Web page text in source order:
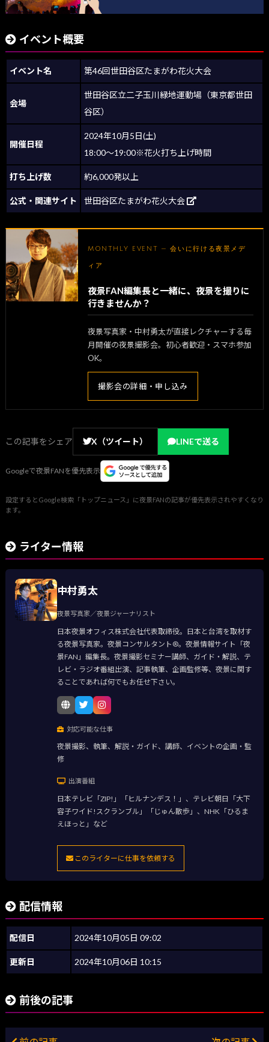
イベント概要
イベント名 第46回世田谷区たまがわ花火大会
会場
世田谷区立二子玉川緑地運動場（東京都世田
谷区）
開催日程
2024年10月5日(土)
18:00～19:00※花火打ち上げ時間
打ち上げ数 約6,000発以上
公式・関連サイト 世田谷区たまがわ花火大会
MONTHLY EVENT — 会いに行ける夜景メデ
ィア
夜景FAN編集長と一緒に、夜景を撮りに
行きませんか？
夜景写真家・中村勇太が直接レクチャーする毎
月開催の夜景撮影会。初心者歓迎・スマホ参加
OK。
撮影会の詳細・申し込み
この記事をシェア X（ツイート） LINEで送る
Googleで夜景FANを優先表示
設定するとGoogle検索「トップニュース」に夜景FANの記事が優先表示されやすくなり
ます。
ライター情報
中村勇太
夜景写真家／夜景ジャーナリスト
日本夜景オフィス株式会社代表取締役。日本と台湾を取材す
る夜景写真家。夜景コンサルタント®。夜景情報サイト「夜
景FAN」編集長。夜景撮影セミナー講師、ガイド・解説、テ
レビ・ラジオ番組出演、記事執筆、企画監修等、夜景に関す
ることであれば何でもお任せ下さい。
対応可能な仕事
夜景撮影、執筆、解説・ガイド、講師、イベントの企画・監
修
出演番組
日本テレビ「ZIP!」「ヒルナンデス！」、テレビ朝日「大下
容子ワイド!スクランブル」「じゅん散歩」、NHK「ひるま
えほっと」など
このライターに仕事を依頼する
配信情報
配信日 2024年10月05日 09:02
更新日 2024年10月06日 10:15
前後の記事